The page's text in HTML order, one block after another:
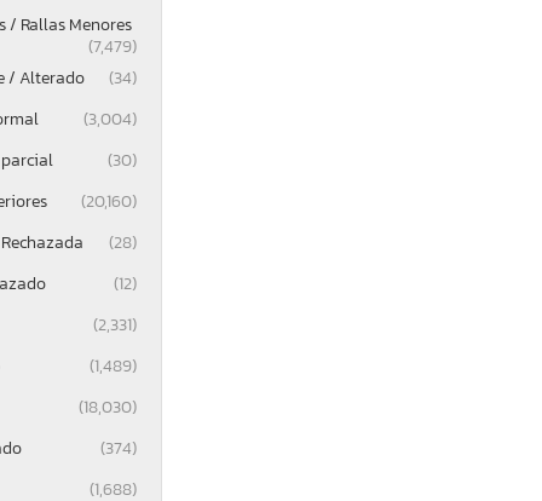
/ Rallas Menores
(7,479)
/ Alterado
(34)
(3,004)
(30)
(20,160)
(28)
(12)
(2,331)
(1,489)
(18,030)
(374)
(1,688)